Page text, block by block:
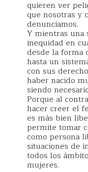
quieren ver
que nosotras y
denunciamos.
Y mientras una
inequidad en
desde la forma
hasta un
con sus
haber nacido
siendo
Porque al
hacer creer el
es más bien
permite tomar
como persona
situaciones de
todos los
mujeres.